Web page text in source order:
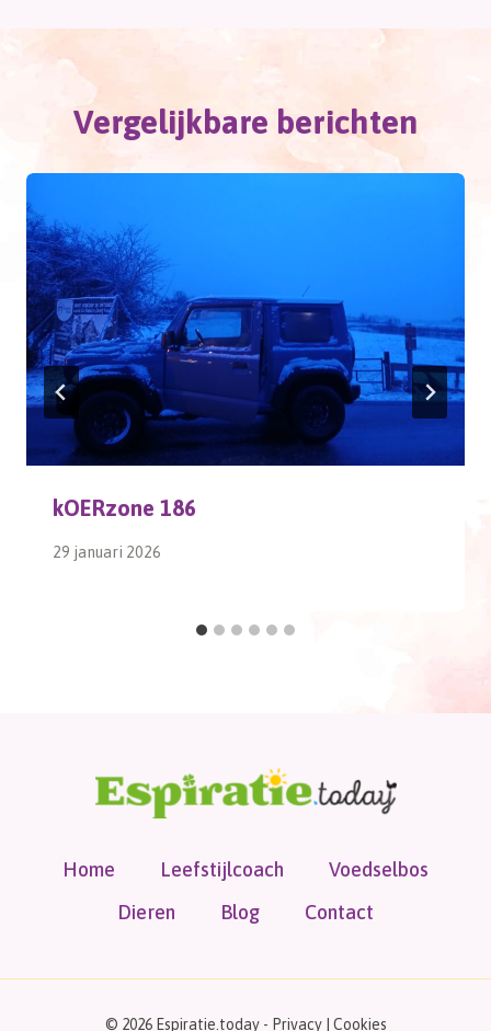
Vergelijkbare berichten
kOERzone 186
29 januari 2026
Home Leefstijlcoach
Voedselbos
Dieren
Blog Contact
© 2026 Espiratie.today - Privacy| Cookies